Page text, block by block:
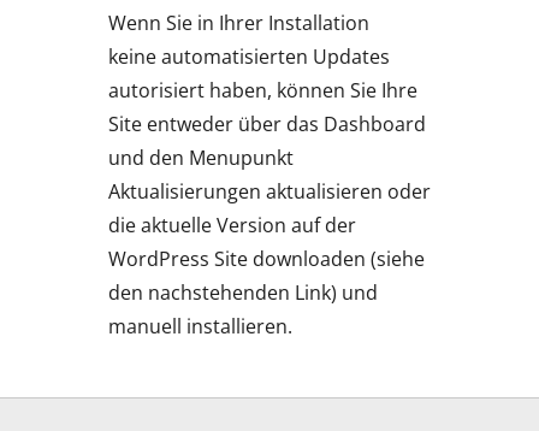
Wenn Sie in Ihrer Installation
keine automatisierten Updates
autorisiert haben, können Sie Ihre
Site entweder über das Dashboard
und den Menupunkt
Aktualisierungen aktualisieren oder
die aktuelle Version auf der
WordPress Site downloaden (siehe
den nachstehenden Link) und
manuell installieren.